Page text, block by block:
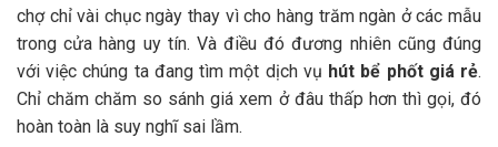
chợ chỉ vài chục ngày thay vì cho hàng trăm ngàn ở các mẫu
trong cửa hàng uy tín. Và điều đó đương nhiên cũng đúng
với việc chúng ta đang tìm một dịch vụ hút bể phốt giá rẻ.
Chỉ chăm chăm so sánh giá xem ở đâu thấp hơn thì gọi, đó
hoàn toàn là suy nghĩ sai lầm.